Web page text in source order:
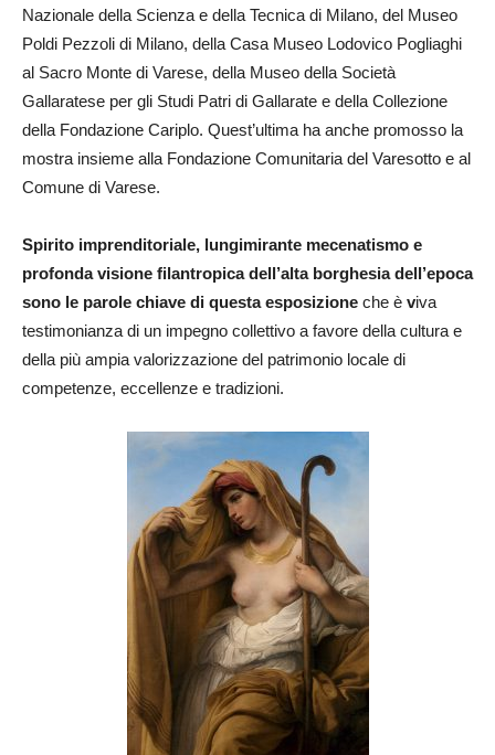
Nazionale della Scienza e della Tecnica di Milano, del Museo
Poldi Pezzoli di Milano, della Casa Museo Lodovico Pogliaghi
al Sacro Monte di Varese, della Museo della Società
Gallaratese per gli Studi Patri di Gallarate e della Collezione
della Fondazione Cariplo. Quest’ultima ha anche promosso la
mostra insieme alla Fondazione Comunitaria del Varesotto e al
Comune di Varese.
Spirito imprenditoriale, lungimirante mecenatismo e
profonda visione filantropica dell’alta borghesia dell’epoca
sono le parole chiave di questa esposizione che è viva
testimonianza di un impegno collettivo a favore della cultura e
della più ampia valorizzazione del patrimonio locale di
competenze, eccellenze e tradizioni.